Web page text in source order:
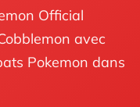
Official
avec
Pokemon dans